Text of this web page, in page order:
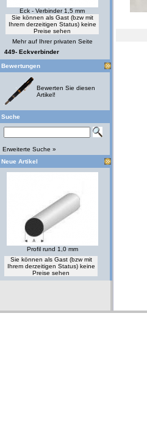
Eck - Verbinder 1,5 mm
Sie können als Gast (bzw mit
Ihrem derzeitigen Status) keine
Preise sehen
Mehr auf Ihrer privaten Seite
449- Eckverbinder
Bewertungen
Bewerten Sie diesen
Artikel!
Suche
Erweiterte Suche »
Neue Artikel
Profil rund 1,0 mm
Sie können als Gast (bzw mit
Ihrem derzeitigen Status) keine
Preise sehen